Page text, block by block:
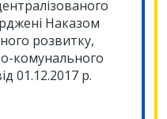
Наказом
розвитку,
комунального
01.12.2017 р.